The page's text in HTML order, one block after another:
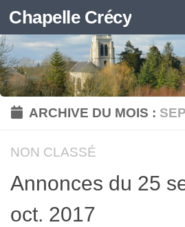
Skip to content
Chapelle Crécy
ARCHIVE DU MOIS :
NON CLASSÉ
Annonces du 25
oct. 2017